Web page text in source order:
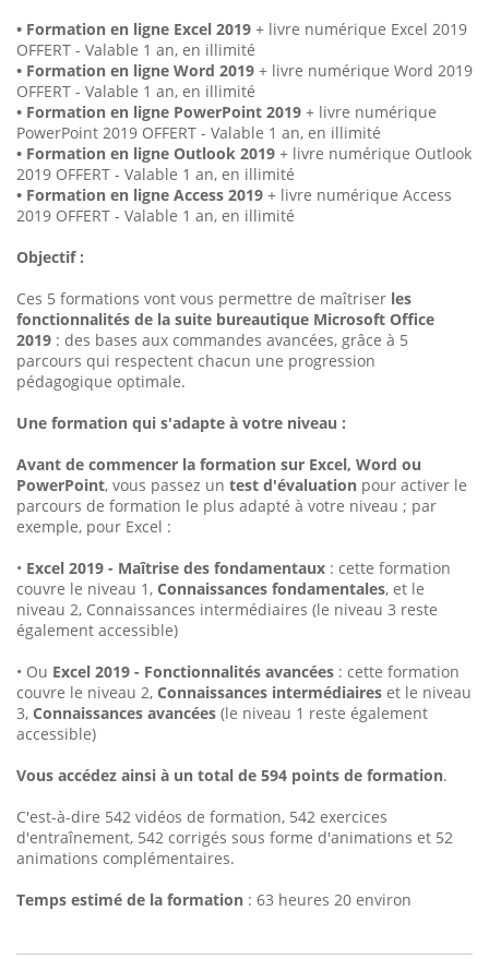
• Formation en ligne Excel 2019 + livre numérique Excel 2019
OFFERT - Valable 1 an, en illimité
• Formation en ligne Word 2019 + livre numérique Word 2019
OFFERT - Valable 1 an, en illimité
• Formation en ligne PowerPoint 2019 + livre numérique
PowerPoint 2019 OFFERT - Valable 1 an, en illimité
• Formation en ligne Outlook 2019 + livre numérique Outlook
2019 OFFERT - Valable 1 an, en illimité
• Formation en ligne Access 2019 + livre numérique Access
2019 OFFERT - Valable 1 an, en illimité
Objectif :
Ces 5 formations vont vous permettre de maîtriser les
fonctionnalités de la suite bureautique Microsoft Office
2019 : des bases aux commandes avancées, grâce à 5
parcours qui respectent chacun une progression
pédagogique optimale.
Une formation qui s'adapte à votre niveau :
Avant de commencer la formation sur Excel, Word ou
PowerPoint, vous passez un test d'évaluation pour activer le
parcours de formation le plus adapté à votre niveau ; par
exemple, pour Excel :
• Excel 2019 - Maîtrise des fondamentaux : cette formation
couvre le niveau 1, Connaissances fondamentales, et le
niveau 2, Connaissances intermédiaires (le niveau 3 reste
également accessible)
• Ou Excel 2019 - Fonctionnalités avancées : cette formation
couvre le niveau 2, Connaissances intermédiaires et le niveau
3, Connaissances avancées (le niveau 1 reste également
accessible)
Vous accédez ainsi à un total de 594 points de formation.
C'est-à-dire 542 vidéos de formation, 542 exercices
d'entraînement, 542 corrigés sous forme d'animations et 52
animations complémentaires.
Temps estimé de la formation : 63 heures 20 environ